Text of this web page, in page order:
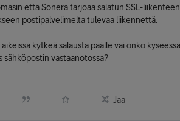
että Sonera tarjoaa salatun SSL-
postipalvelimelta tulevaa liikennettä.
kytkeä salausta päälle vai onko
sähköpostin vastaanotossa?
Jaa